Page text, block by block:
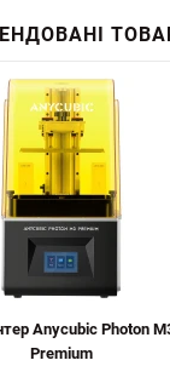
Anycubic Photon
Premium